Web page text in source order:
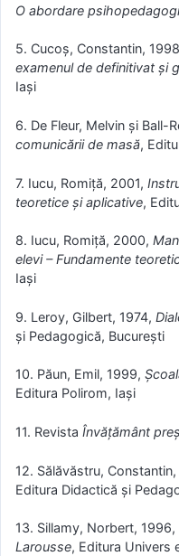
O abordare
5. Cucoş, Constantin,
examenul de definitivat şi
Iaşi
6. De Fleur, Melvin şi Ball-
comunicării de masă,
7. Iucu, Romiţă, 2001,
teoretice şi aplicative,
8. Iucu, Romiţă, 2000,
elevi – Fundamente
Iaşi
9. Leroy, Gilbert, 1974,
şi Pedagogică, Bucureşti
10. Păun, Emil, 1999,
Editura Polirom, Iaşi
11. Revista Învăţământ
12. Sălăvăstru,
Editura Didactică şi
13. Sillamy, Norbert, 1996,
Larousse, Editura Univers